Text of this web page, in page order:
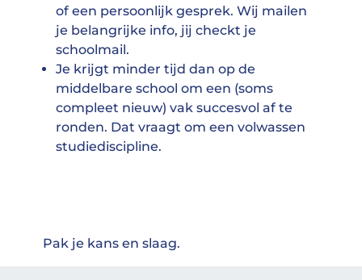
of een persoonlijk gesprek. Wij mailen
je belangrijke info, jij checkt je
schoolmail.
Je krijgt minder tijd dan op de
middelbare school om een (soms
compleet nieuw) vak succesvol af te
ronden. Dat vraagt om een volwassen
studiediscipline.
Pak je kans en slaag.